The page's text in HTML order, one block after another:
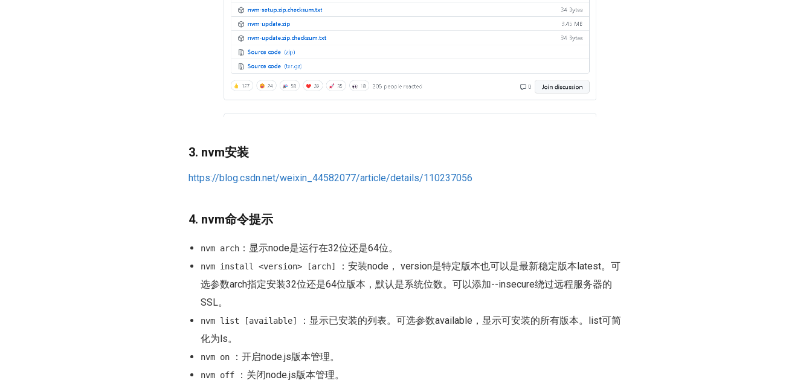
3. nvm安装
https://blog.csdn.net/weixin_44582077/article/details/110237056
4. nvm命令提示
nvm arch ：显示node是运行在32位还是64位。
nvm install <version> [arch]
：安装node， version是特定版本也可以是最新稳定版本latest。可
选参数arch指定安装32位还是64位版本，默认是系统位数。可以添加--insecure绕过远程服务器的
SSL。
nvm list [available]
：显示已安装的列表。可选参数available，显示可安装的所有版本。list可简
化为ls。
nvm on ：开启node.js版本管理。
nvm off ：关闭node.js版本管理。